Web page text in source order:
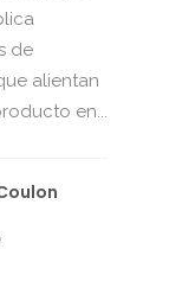
de
alientan
en...